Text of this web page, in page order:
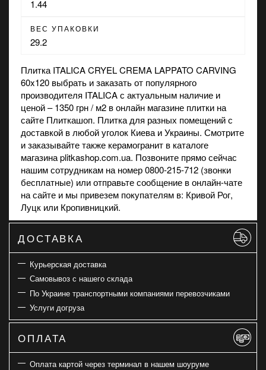
1.44
ВЕС УПАКОВКИ
29.2
Плитка ITALICA CRYEL CREMA LAPPATO CARVING
60x120 выбрать и заказать от популярного
производителя ITALICA с актуальным наличие и
ценой – 1350 грн / м2 вонлайн магазине плитки на
сайте Плиткашоп. Плитка для разных помещений с
доставкой в любой уголок Киева и Украины. Смотрите
и заказывайте также керамогранит в каталоге
магазина plitkashop.com.ua. Позвоните прямо сейчас
нашим сотрудникам на номер 0800-215-712 (звонки
бесплатные) или отправьте сообщение в онлайн-чате
на сайте и мы привезем покупателям в: Кривой Рог,
Луцк или Кропивницкий.
ДОСТАВКА
Курьерская доставка
Самовывоз с нашего склада
По Украине транспортными компаниями перевозчиками
Услуги догруза
ОПЛАТА
Оплата картой через терминал в нашем шоуруме